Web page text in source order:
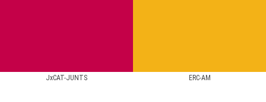
JxCAT-JUNTS ERC-AM